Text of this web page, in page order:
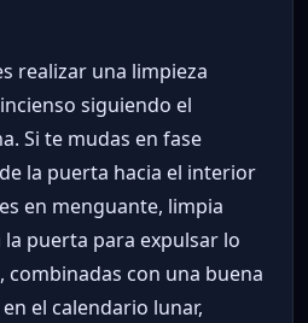
realizar una limpieza
siguiendo el
Si te mudas en fase
la puerta hacia el interior
en menguante, limpia
puerta para expulsar lo
combinadas con una buena
el calendario lunar,